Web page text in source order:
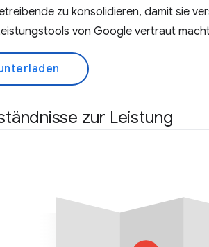
zu konsolidieren, damit sie
von Google vertraut
zur Leistung